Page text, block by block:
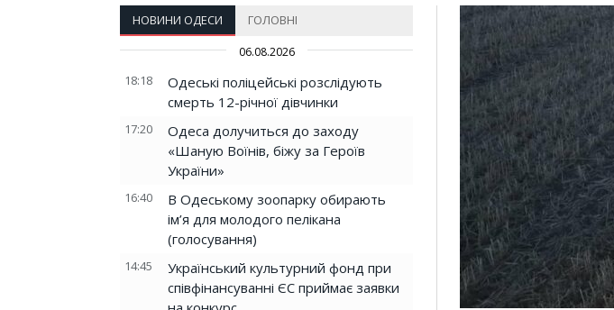
НОВИНИ ОДЕСИ ГОЛОВНІ
06.08.2026
18:18
Одеські поліцейські розслідують
смерть 12-річної дівчинки
17:20
Одеса долучиться до заходу
«Шаную Воїнів, біжу за Героїв
України»
16:40
В Одеському зоопарку обирають
ім’я для молодого пелікана
(голосування)
14:45
Український культурний фонд при
співфінансуванні ЄС приймає заявки